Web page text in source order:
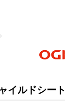
イルドシート